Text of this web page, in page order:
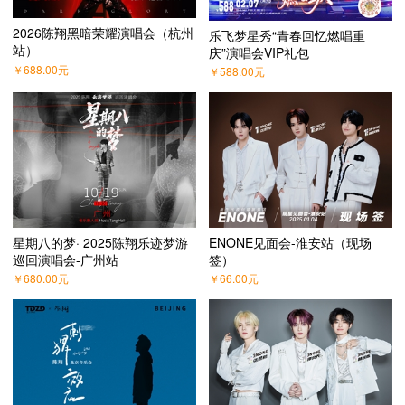
2026陈翔黑暗荣耀演唱会（杭州
站）
￥688.00元
乐飞梦星秀“青春回忆燃唱重
庆”演唱会VIP礼包
￥588.00元
星期八的梦· 2025陈翔乐迹梦游
巡回演唱会-广州站
￥680.00元
ENONE见面会-淮安站（现场
签）
￥66.00元